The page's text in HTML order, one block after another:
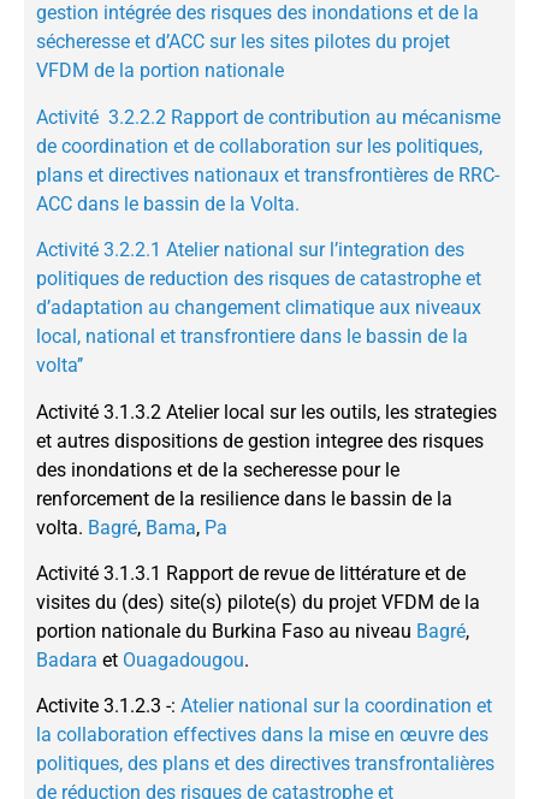
gestion intégrée des risques des inondations et de la
sécheresse et d’ACC sur les sites pilotes du projet
VFDM de la portion nationale
Activité 3.2.2.2 Rapport de contribution au mécanisme
de coordination et de collaboration sur les politiques,
plans et directives nationaux et transfrontières de RRC-
ACC dans le bassin de la Volta.
Activité 3.2.2.1 Atelier national sur l’integration des
politiques de reduction des risques de catastrophe et
d’adaptation au changement climatique aux niveaux
local, national et transfrontiere dans le bassin de la
volta’’
Activité 3.1.3.2 Atelier local sur les outils, les strategies
et autres dispositions de gestion integree des risques
des inondations et de la secheresse pour le
renforcement de la resilience dans le bassin de la
volta. Bagré, Bama, Pa
Activité 3.1.3.1 Rapport de revue de littérature et de
visites du (des) site(s) pilote(s) du projet VFDM de la
portion nationale du Burkina Faso au niveau Bagré,
Badara et Ouagadougou.
Activite 3.1.2.3 -: Atelier national sur la coordination et
la collaboration effectives dans la mise en œuvre des
politiques, des plans et des directives transfrontalières
de réduction des risques de catastrophe et